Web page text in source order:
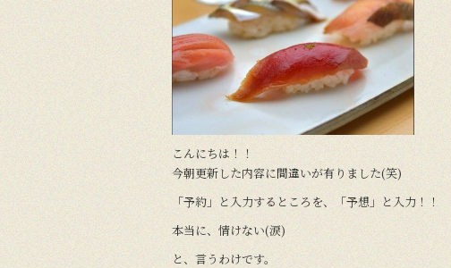
o
k
こんにちは！！
今朝更新した内容に間違いが有りました(笑)
「予約」と入力するところを、「予想」と入力！！
本当に、情けない(涙)
と、言うわけです。